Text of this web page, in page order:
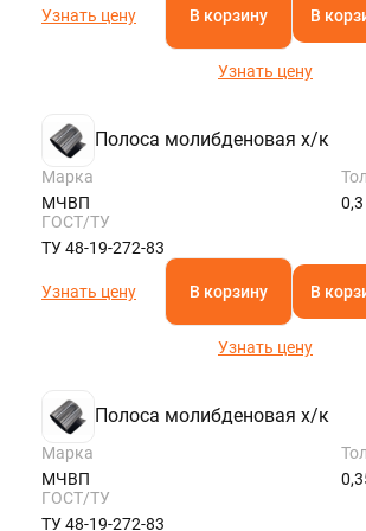
Узнать цену В корзину В
Узнать цену
Полоса молибденовая х/к
Марка
МЧВП
0,3
ГОСТ/ТУ
ТУ 48-19-272-83
Узнать цену В корзину В
Узнать цену
Полоса молибденовая х/к
Марка
МЧВП
ГОСТ/ТУ
ТУ 48-19-272-83